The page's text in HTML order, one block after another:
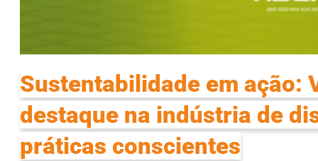
Sustentabilidade em ação:
destaque na indústria de
práticas conscientes